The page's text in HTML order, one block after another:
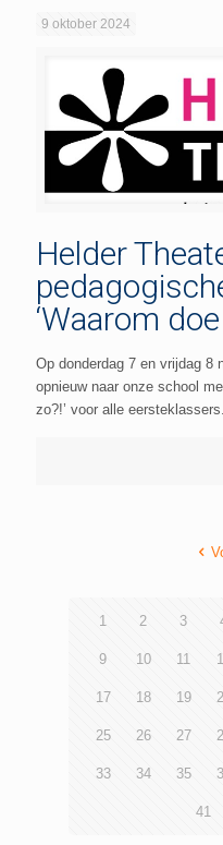
9 oktober 2024
Helder
‘Waarom doe
Op donderdag 7 en vrijdag 8
opnieuw naar onze school
zo?!’ voor alle
1 2 3
9 10 11
17 18 19
25 26 27
33 34 35
41